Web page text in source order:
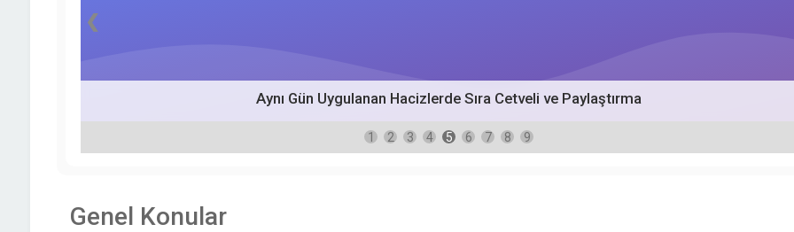
Aynı Gün Uygulanan Hacizlerde Sıra Cetveli ve Paylaştırma
❮
1 2 3 4 5 6 7 8 9
Genel Konular